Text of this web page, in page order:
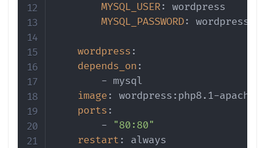
MYSQL_USER:
wordpress
MYSQL_PASSWORD: wordpress
wordpress :
depends_on :
- mysql
image : wordpress :php8.1-apache
ports :
-
"80:80"
restart :
always